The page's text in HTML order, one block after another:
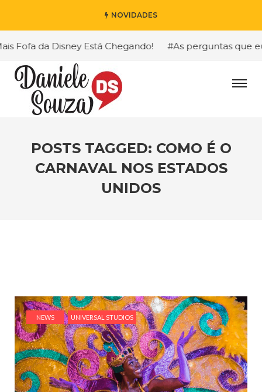
NOVIDADES
da Disney Está Chegando! #As perguntas que eu
POSTS TAGGED: COMO É O
CARNAVAL NOS ESTADOS
UNIDOS
NEWS UNIVERSAL STUDIOS